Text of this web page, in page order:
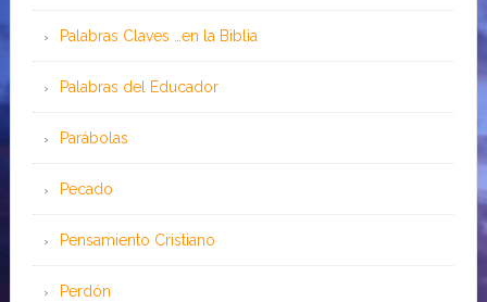
Palabras Claves …en la Biblia
Palabras del Educador
Parábolas
Pecado
Pensamiento Cristiano
Perdón